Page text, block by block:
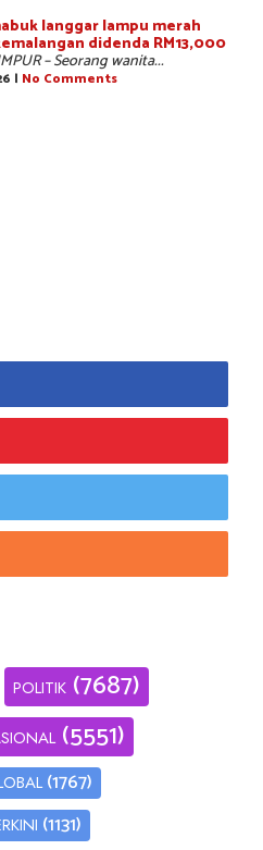
langgar lampu merah
didenda RM13,000
– Seorang wanita...
| No Comments
POLITIK (7687)
(5551)
(1767)
(1131)